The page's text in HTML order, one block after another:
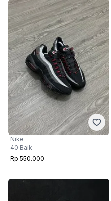
Nike
40·Baik
Rp 550.000